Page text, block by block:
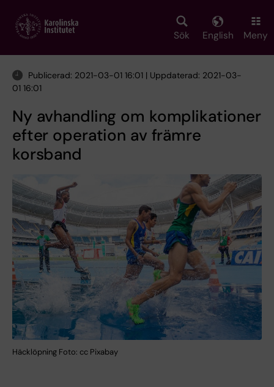
main
Sök English Meny
Publicerad: 2021-03-01 16:01 | Uppdaterad: 2021-03-
01 16:01
Ny avhandling om komplikationer
efter operation av främre
korsband
Häcklöpning Foto: cc Pixabay